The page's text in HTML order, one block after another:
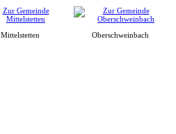
Mittelstetten Oberschweinbach